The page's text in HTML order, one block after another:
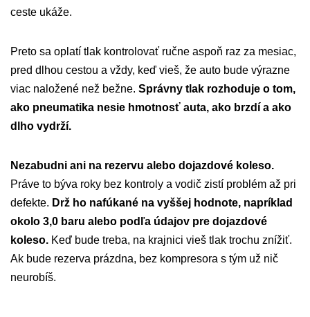
ceste ukáže.
Preto sa oplatí tlak kontrolovať ručne aspoň raz za mesiac,
pred dlhou cestou a vždy, keď vieš, že auto bude výrazne
viac naložené než bežne. Správny tlak rozhoduje o tom,
ako pneumatika nesie hmotnosť auta, ako brzdí a ako
dlho vydrží.
Nezabudni ani na rezervu alebo dojazdové koleso.
Práve to býva roky bez kontroly a vodič zistí problém až pri
defekte. Drž ho nafúkané na vyššej hodnote, napríklad
okolo 3,0 baru alebo podľa údajov pre dojazdové
koleso. Keď bude treba, na krajnici vieš tlak trochu znížiť.
Ak bude rezerva prázdna, bez kompresora s tým už nič
neurobíš.